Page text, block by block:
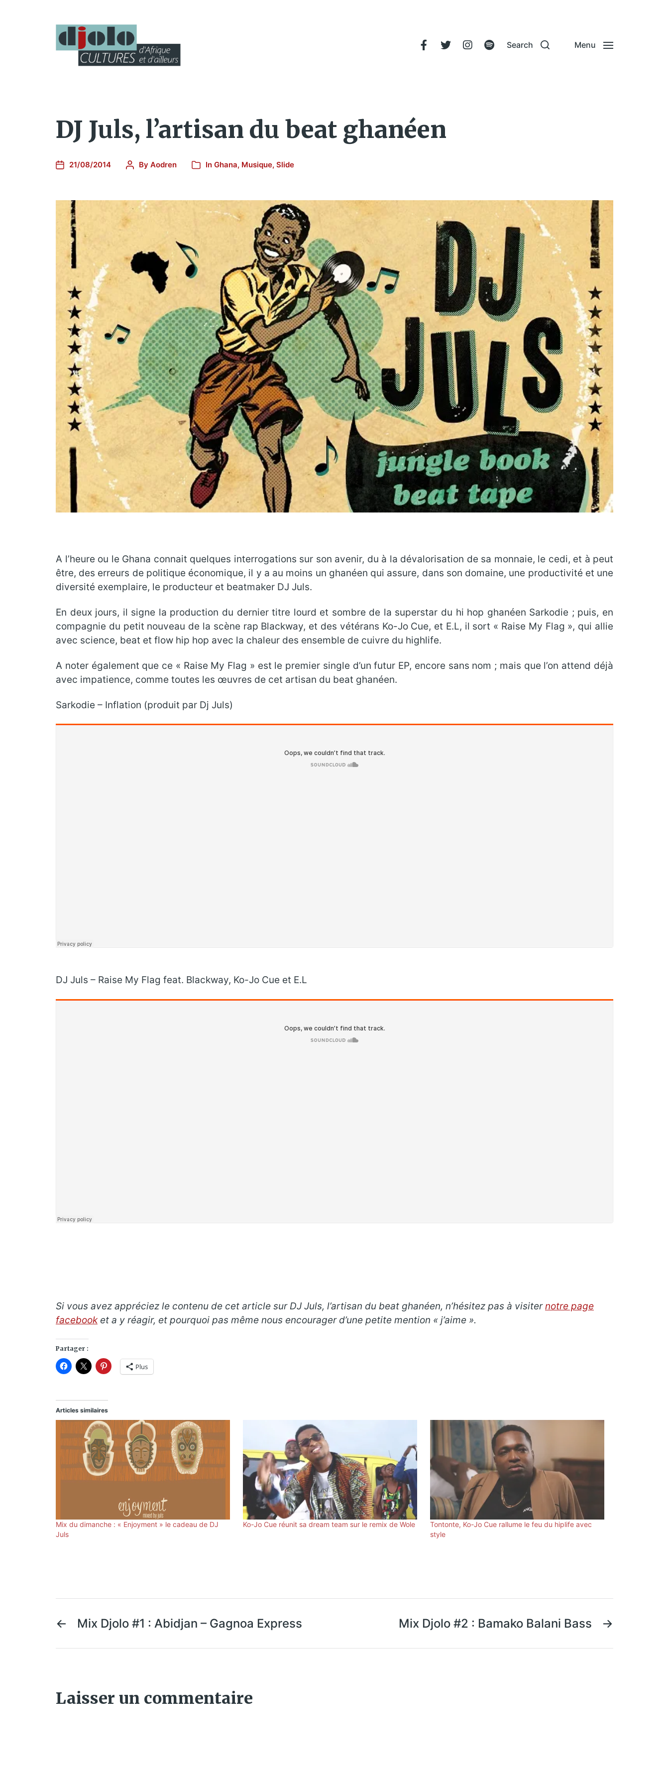
Search Menu
DJ Juls, l’artisan du beat ghanéen
21/08/2014 By Aodren In Ghana, Musique, Slide
A l’heure ou le Ghana connait quelques interrogations sur son avenir, du à la dévalorisation de sa monnaie, le cedi, et à peut
être, des erreurs de politique économique, il y a au moins un ghanéen qui assure, dans son domaine, une productivité et une
diversité exemplaire, le producteur et beatmaker DJ Juls.
En deux jours, il signe la production du dernier titre lourd et sombre de la superstar du hi hop ghanéen Sarkodie ; puis, en
compagnie du petit nouveau de la scène rap Blackway, et des vétérans Ko-Jo Cue, et E.L, il sort « Raise My Flag », qui allie
avec science, beat et flow hip hop avec la chaleur des ensemble de cuivre du highlife.
A noter également que ce « Raise My Flag » est le premier single d’un futur EP, encore sans nom ; mais que l’on attend déjà
avec impatience, comme toutes les œuvres de cet artisan du beat ghanéen.
Sarkodie – Inflation (produit par Dj Juls)
DJ Juls – Raise My Flag feat. Blackway, Ko-Jo Cue et E.L
Si vous avez appréciez le contenu de cet article sur DJ Juls, l’artisan du beat ghanéen, n’hésitez pas à visiternotre page
facebooket a y réagir, et pourquoi pas même nous encourager d’une petite mention « j’aime ».
Partager :
Plus
Articles similaires
Mix du dimanche : « Enjoyment » le cadeau de DJ
Juls
Ko-Jo Cue réunit sa dream team sur le remix de Wole
Tontonte, Ko-Jo Cue rallume le feu du hiplife avec
style
← Mix Djolo #1 : Abidjan – Gagnoa Express →
Mix Djolo #2 : Bamako Balani Bass
Laisser un commentaire